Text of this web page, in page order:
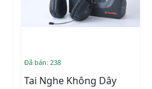
Đã bán: 238
Tai Nghe Không Dây